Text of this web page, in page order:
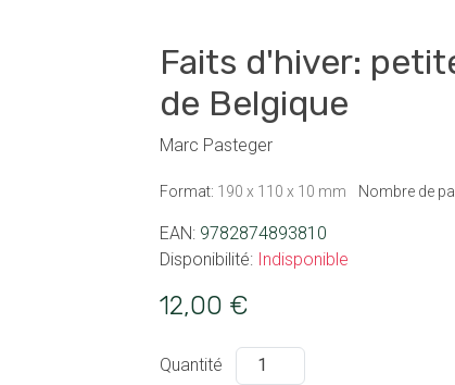
Faits d'hiver:
de Belgique
Marc Pasteger
Format: 190 x 110 x 10 mm Nombre de
EAN: 9782874893810
Disponibilité: Indisponible
12,00 €
Quantité